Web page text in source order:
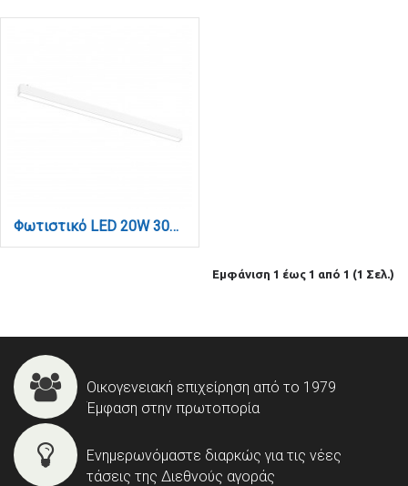
Φωτιστικό LED 20W 3000K για Ultra-Thin μαγνητική ράγα σε λευκή απόχρωση D:61,5cmX2,4cm (T03101-WH)
Εμφάνιση 1 έως 1 από 1 (1 Σελ.)
Οικογενειακή επιχείρηση από το 1979
Έμφαση στην πρωτοπορία
Ενημερωνόμαστε διαρκώς για τις νέες
τάσεις της Διεθνούς αγοράς